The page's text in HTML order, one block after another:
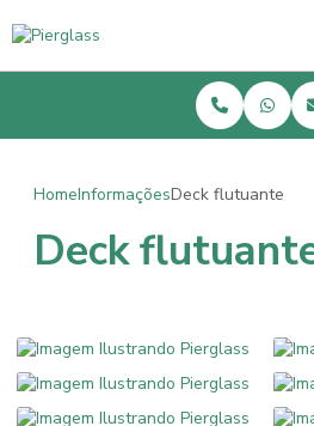
HomeInformaçõesDeck flutuante
Deck